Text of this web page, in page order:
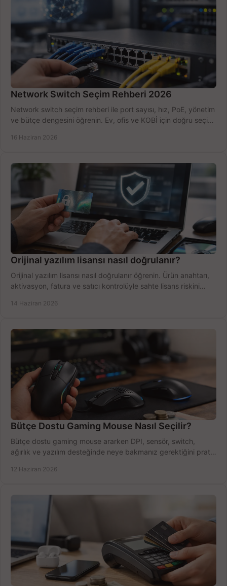
Network Switch Seçim Rehberi 2026
Network switch seçim rehberi ile port sayısı, hız, PoE, yönetim
ve bütçe dengesini öğrenin. Ev, ofis ve KOBİ için doğru seçimi
16 Haziran 2026
Orijinal yazılım lisansı nasıl doğrulanır?
Orijinal yazılım lisansı nasıl doğrulanır öğrenin. Ürün anahtarı,
aktivasyon, fatura ve satıcı kontrolüyle sahte lisans riskini
14 Haziran 2026
Bütçe Dostu Gaming Mouse Nasıl Seçilir?
Bütçe dostu gaming mouse ararken DPI, sensör, switch,
ağırlık ve yazılım desteğinde neye bakmanız gerektiğini pratik
12 Haziran 2026